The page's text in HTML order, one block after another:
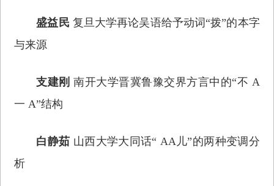
盛益民 复旦大学再论吴语给予动词“拨”的本字
与来源
支建刚南开大学晋冀鲁豫交界方言中的“不 A
一 A”结构
白静茹 山西大学大同话“ AA儿”的两种变调分
析